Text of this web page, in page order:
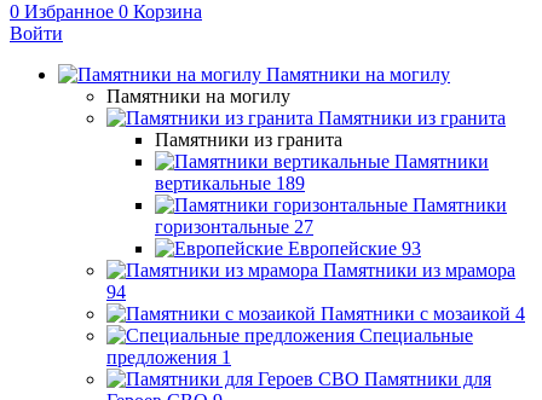
0 Избранное 0 Корзина
Войти
Памятники на могилу
Памятники на могилу
Памятники из гранита
Памятники из гранита
Памятники
вертикальные 189
Памятники
горизонтальные 27
Европейские 93
Памятники из мрамора
94
Памятники с мозаикой 4
Специальные
предложения 1
Памятники для